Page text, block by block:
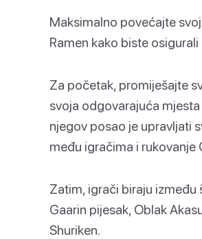
Maksimalno povećajte
Ramen kako biste
Za početak, promiješajte
svoja odgovarajuća
njegov posao je upravljati
među igračima i rukovanje
Zatim, igrači biraju između
Gaarin pijesak, Oblak
Shuriken.